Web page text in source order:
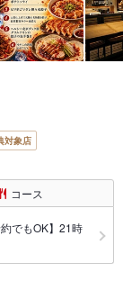
対象店
コース
でもOK】21時